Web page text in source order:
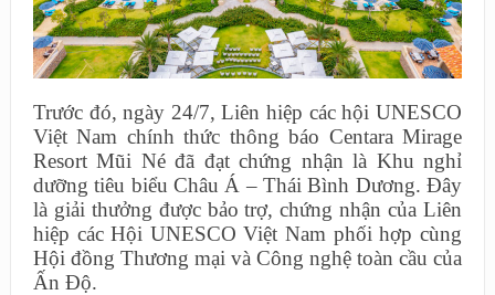
Trước đó, ngày 24/7, Liên hiệp các hội UNESCO
Việt Nam chính thức thông báo Centara Mirage
Resort Mũi Né đã đạt chứng nhận là Khu nghỉ
dưỡng tiêu biểu Châu Á – Thái Bình Dương. Đây
là giải thưởng được bảo trợ, chứng nhận của Liên
hiệp các Hội UNESCO Việt Nam phối hợp cùng
Hội đồng Thương mại và Công nghệ toàn cầu của
Ấn Độ.